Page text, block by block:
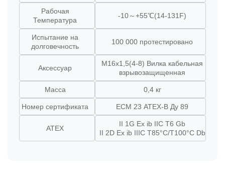
Рабочая
Температура
-10～+55℃(14-131F)
Испытание на
долговечность
100 000 протестировано
Аксессуар
М16х1,5(4-8) Вилка кабельная
взрывозащищенная
Масса 0,4 кг
Номер сертификата ЕСМ 23 ATEX-B Ду 89
АТЕХ
II 1G Ex ib IIC T6 Gb
II 2D Ex ib IIIC T85°C/T100°C Db